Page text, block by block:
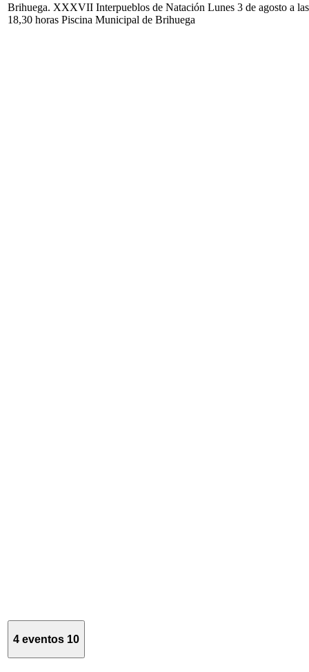
Brihuega. XXXVII Interpueblos de Natación Lunes 3 de agosto a las
18,30 horas Piscina Municipal de Brihuega
4 eventos 10